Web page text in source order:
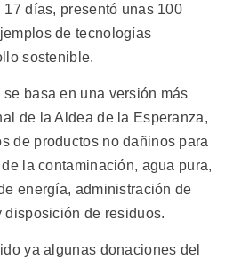
días, presentó unas 100
de tecnologías
sostenible.
basa en una versión más
de la Aldea de la Esperanza,
de productos no dañinos para
la contaminación, agua pura,
energía, administración de
disposición de residuos.
ya algunas donaciones del